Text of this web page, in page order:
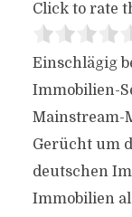
Click to rate
Einschlägig
Immobilien-
Mainstream-
Gerücht um
deutschen
Immobilien